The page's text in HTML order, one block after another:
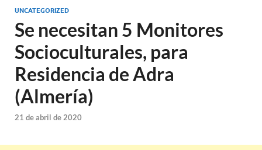
UNCATEGORIZED
Se necesitan 5 Monitores
Socioculturales, para
Residencia de Adra
(Almería)
21 de abril de 2020